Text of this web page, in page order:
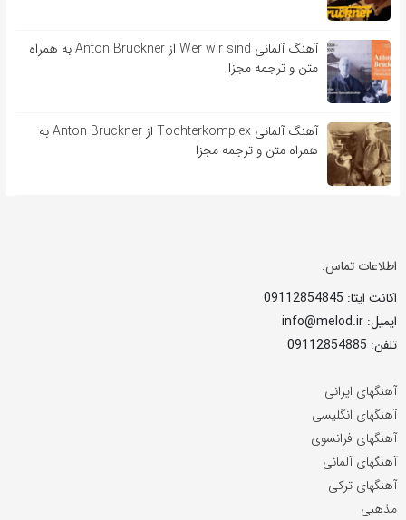
آهنگ آلمانی Wer wir sind از Anton Bruckner به همراه
متن و ترجمه مجزا
آهنگ آلمانی Tochterkomplex از Anton Bruckner به
همراه متن و ترجمه مجزا
اطلاعات تماس:
اکانت ایتا: 09112854845
ایمیل: info@melod.ir
تلفن: 09112854885
آهنگهای ایرانی
آهنگهای انگلیسی
آهنگهای فرانسوی
آهنگهای آلمانی
آهنگهای ترکی
مذهبی